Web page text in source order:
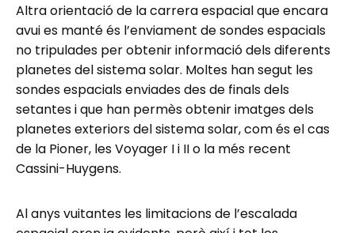
Altra orientació de la carrera espacial que encara
avui es manté és l’enviament de sondes espacials
no tripulades per obtenir informació dels diferents
planetes del sistema solar. Moltes han segut les
sondes espacials enviades des de finals dels
setantes i que han permès obtenir imatges dels
planetes exteriors del sistema solar, com és el cas
de la Pioner, les Voyager I i II o la més recent
Cassini-Huygens.
Al anys vuitantes les limitacions de l’escalada